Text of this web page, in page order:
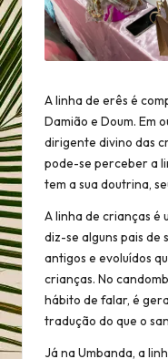
A linha de erês é
Damião e Doum. Em
dirigente divino das
pode-se perceber a
tem a sua doutrina,
A linha de crianças é
diz-se alguns pais de
antigos e evoluídos
crianças. No
hábito de falar, é
tradução do que o
Já na Umbanda, a